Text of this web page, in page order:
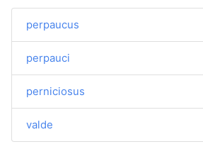
perpaucus
perpauci
perniciosus
valde